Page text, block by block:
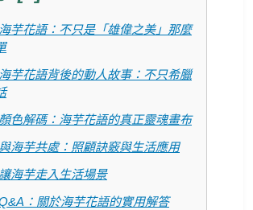
海芋花語：不只是「雄偉之美」那麼
海芋花語背後的動人故事：不只希臘
顏色解碼：海芋花語的真正靈魂畫布
與海芋共處：照顧訣竅與生活應用
讓海芋走入生活場景
：關於海芋花語的實用解答